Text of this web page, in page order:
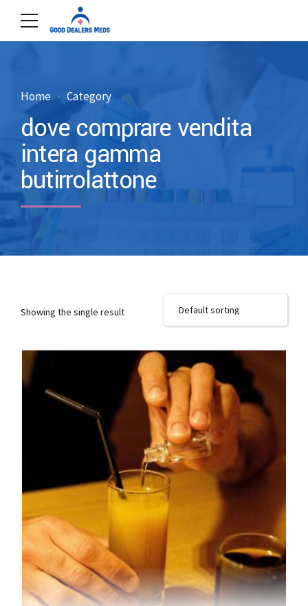
Home Category
dove comprare vendita
intera gamma
butirrolattone
Showing the single result